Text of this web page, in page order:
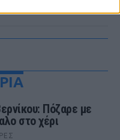
Πόζαρε με
στο χέρι